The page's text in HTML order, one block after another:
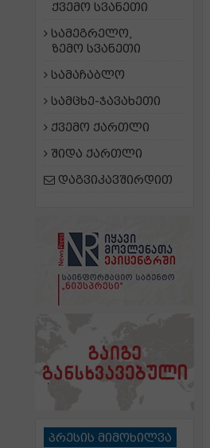
ქვემო სვანეთი
სამეგრელო,
ზემო სვანეთი
სამაჩაბლო
სამცხე-ჯავახეთი
ქვემო ქართლი
შიდა ქართლი
დაგვიკავშირდით
პრესის მიმოხილვა